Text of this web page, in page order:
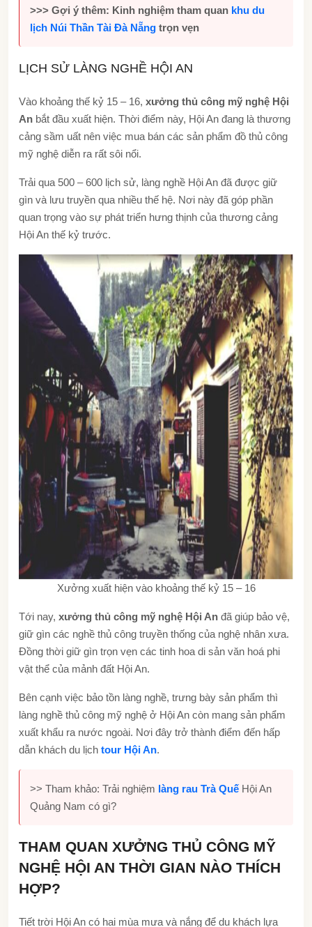
>>> Gợi ý thêm: Kinh nghiệm tham quan khu du
lịch Núi Thần Tài Đà Nẵng trọn vẹn
LỊCH SỬ LÀNG NGHỀ HỘI AN
Vào khoảng thế kỷ 15 – 16, xưởng thủ công mỹ nghệ Hội
An bắt đầu xuất hiện. Thời điểm này, Hội An đang là thương
cảng sầm uất nên việc mua bán các sản phẩm đồ thủ công
mỹ nghệ diễn ra rất sôi nổi.
Trải qua 500 – 600 lịch sử, làng nghề Hội An đã được giữ
gìn và lưu truyền qua nhiều thế hệ. Nơi này đã góp phần
quan trọng vào sự phát triển hưng thịnh của thương cảng
Hội An thế kỷ trước.
Xưởng xuất hiện vào khoảng thế kỷ 15 – 16
Tới nay, xưởng thủ công mỹ nghệ Hội An đã giúp bảo vệ,
giữ gìn các nghề thủ công truyền thống của nghệ nhân xưa.
Đồng thời giữ gìn trọn vẹn các tinh hoa di sản văn hoá phi
vật thể của mảnh đất Hội An.
Bên cạnh việc bảo tồn làng nghề, trưng bày sản phẩm thì
làng nghề thủ công mỹ nghệ ở Hội An còn mang sản phẩm
xuất khẩu ra nước ngoài. Nơi đây trở thành điểm đến hấp
dẫn khách du lịch tour Hội An.
>> Tham khảo: Trải nghiệm làng rau Trà Quế Hội An
Quảng Nam có gì?
THAM QUAN XƯỞNG THỦ CÔNG MỸ
NGHỆ HỘI AN THỜI GIAN NÀO THÍCH
HỢP?
Tiết trời Hội An có hai mùa mưa và nắng để du khách lựa